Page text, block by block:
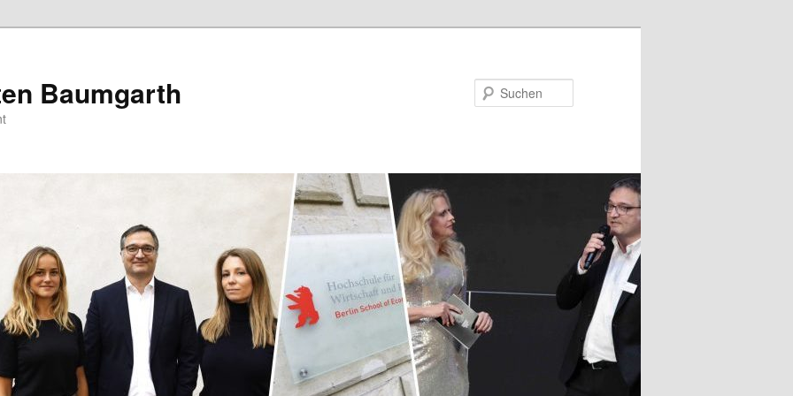
Baumgarth